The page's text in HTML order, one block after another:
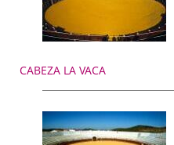
CABEZA LA VACA